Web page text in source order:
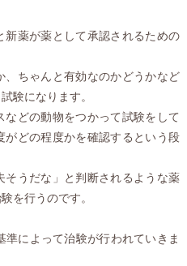
薬が薬として承認されるための
ちゃんと有効なのかどうかなど
験になります。
どの動物をつかって試験をして
どの程度かを確認するという段
うだな」と判断されるような薬
を行うのです。
準によって治験が行われていきま